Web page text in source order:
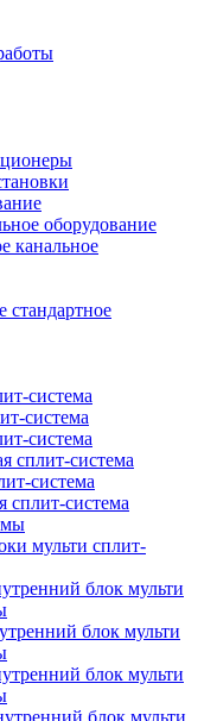
оборудование
канальное
система
система
система
сплит-система
система
сплит-система
мульти сплит-
блок мульти
блок мульти
блок мульти
блок мульти